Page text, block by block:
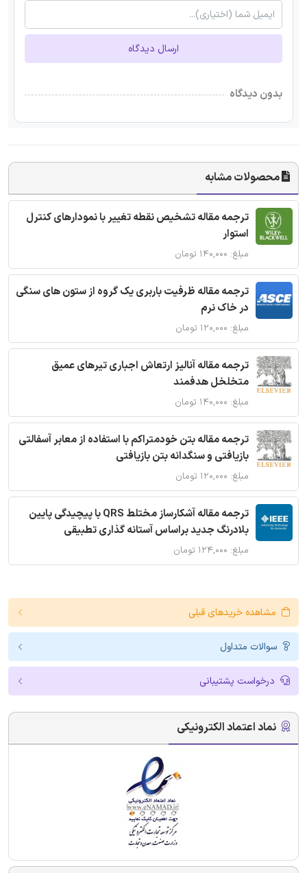
ارسال دیدگاه
بدون دیدگاه
محصولات مشابه
ترجمه مقاله تشخیص نقطه تغییر با نمودارهای کنترل
استوار
مبلغ: ۱۴۰,۰۰۰ تومان
ترجمه مقاله ظرفیت باربری یک گروه از ستون های سنگی
در خاک نرم
مبلغ: ۱۲۰,۰۰۰ تومان
ترجمه مقاله آنالیز ارتعاش اجباری تیرهای عمیق
متخلخل هدفمند
مبلغ: ۱۴۰,۰۰۰ تومان
ترجمه مقاله بتن خودمتراکم با استفاده از معابر آسفالتی
بازیافتی و سنگدانه بتن بازیافتی
مبلغ: ۱۲۰,۰۰۰ تومان
ترجمه مقاله آشکارساز مختلط QRS با پیچیدگی پایین
بلادرنگ جدید براساس آستانه گذاری تطبیقی
مبلغ: ۱۲۴,۰۰۰ تومان
مشاهده خریدهای قبلی
سوالات متداول
درخواست پشتیبانی
نماد اعتماد الکترونیکی